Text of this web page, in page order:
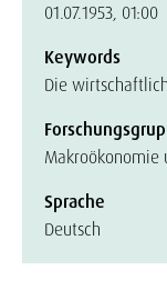
01.07.1953, 01:00
Keywords
Die
Makroökonomie
Sprache
Deutsch